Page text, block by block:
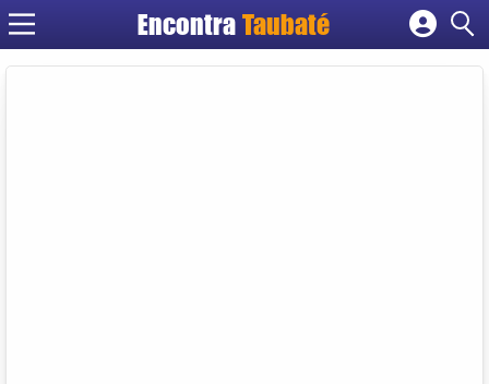
EncontraTaubaté
Cadastrar empresa